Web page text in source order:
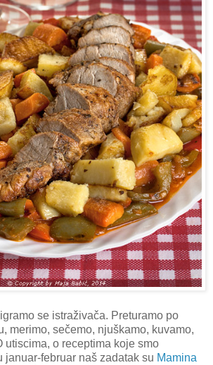
igramo se istraživača. Preturamo po
merimo, sečemo, njuškamo, kuvamo,
utiscima, o receptima koje smo
januar-februar naš zadatak su Mamina